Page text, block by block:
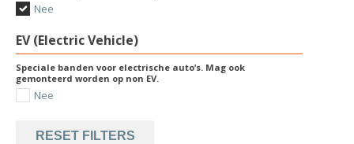
Nee
EV (Electric Vehicle)
Speciale banden voor electrische auto’s. Mag ook
gemonteerd worden op non EV.
Nee
RESET FILTERS